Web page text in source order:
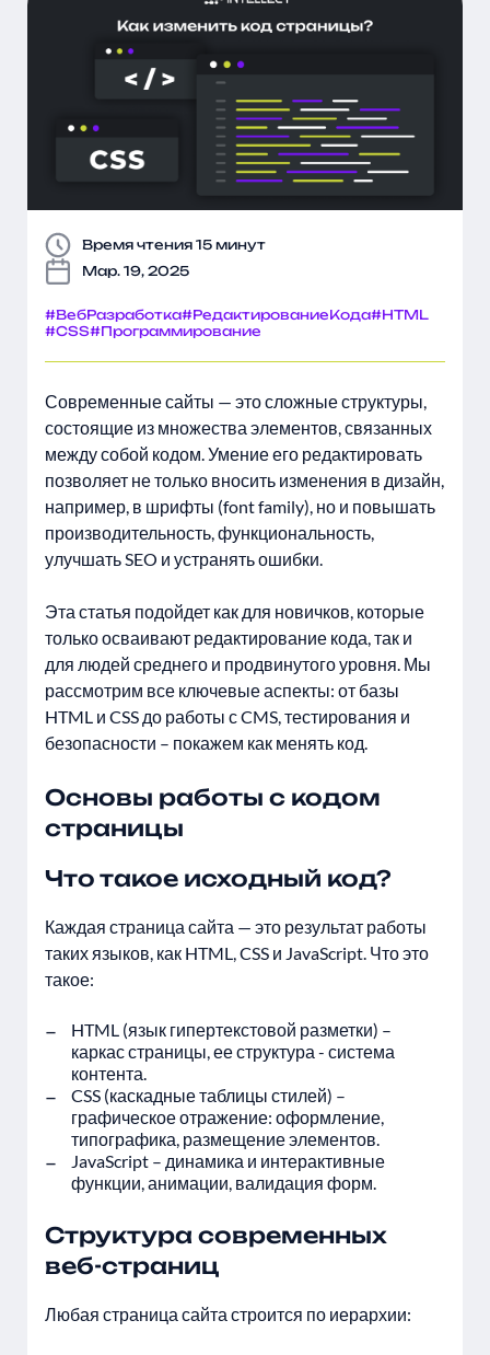
Время чтения 15 минут
Мар. 19, 2025
#ВебРазработка#РедактированиеКода#HTML
#CSS#Программирование
Современные сайты — это сложные структуры,
состоящие из множества элементов, связанных
между собой кодом. Умение его редактировать
позволяет не только вносить изменения в дизайн,
например, в шрифты (font family), но и повышать
производительность, функциональность,
улучшать SEO и устранять ошибки.
Эта статья подойдет как для новичков, которые
только осваивают редактирование кода, так и
для людей среднего и продвинутого уровня. Мы
рассмотрим все ключевые аспекты: от базы
HTML и CSS до работы с CMS, тестирования и
безопасности – покажем как менять код.
Основы работы с кодом
страницы
Что такое исходный код?
Каждая страница сайта — это результат работы
таких языков, как HTML, CSS и JavaScript. Что это
такое:
HTML (язык гипертекстовой разметки) –
каркас страницы, ее структура - система
контента.
CSS (каскадные таблицы стилей) –
графическое отражение: оформление,
типографика, размещение элементов.
JavaScript – динамика и интерактивные
функции, анимации, валидация форм.
Структура современных
веб-страниц
Любая страница сайта строится по иерархии: